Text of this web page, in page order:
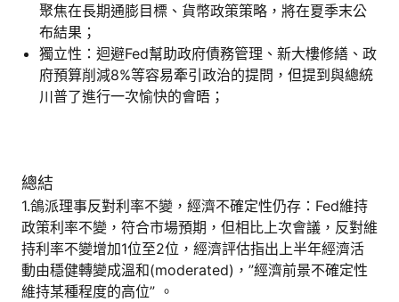
聚焦在長期通膨目標、貨幣政策策略，將在夏季末公
布結果；
獨立性：迴避Fed幫助政府債務管理、新大樓修繕、政
府預算削減8%等容易牽引政治的提問，但提到與總統
川普了進行一次愉快的會晤；
總結
1.鴿派理事反對利率不變，經濟不確定性仍存：Fed維持
政策利率不變，符合市場預期，但相比上次會議，反對維
持利率不變增加1位至2位，經濟評估指出上半年經濟活
動由穩健轉變成溫和(moderated)，”經濟前景不確定性
維持某種程度的高位” 。